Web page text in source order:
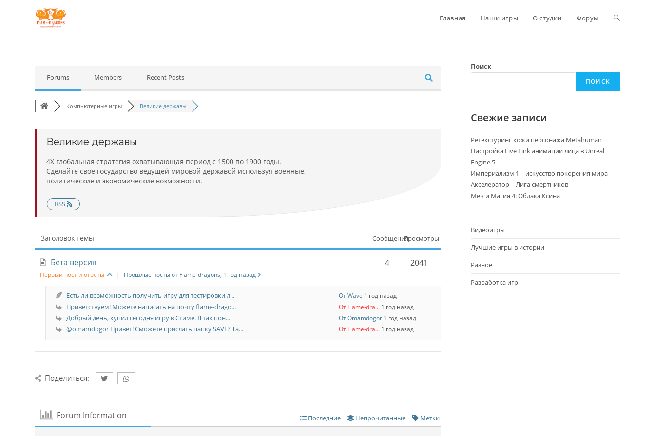
Главная Наши игры О студии Форум
Forums Members Recent Posts
Компьютерные игры Великие державы
Великие державы
4X глобальная стратегия охватывающая период с 1500 по 1900 годы.
Сделайте свое государство ведущей мировой державой используя военные,
политические и экономические возможности.
RSS
Заголовок темы Просмотры
Сообщения
Бета версия
Первый пост и ответы | Прошлые посты от Flame-dragons, 1 год назад
2041
4
Есть ли возможность получить игру для тестировки л... От Wave 1 год назад
Приветствуем! Можете написать на почту flame-drago... От Flame-dra... 1 год назад
Добрый день, купил сегодня игру в Стиме. Я так пон... От Omamdogor 1 год назад
@omamdogor Привет! Сможете прислать папку SAVE? Та... От Flame-dra... 1 год назад
Поделиться:
Forum Information Последние Непрочитанные Метки
Поиск
ПОИСК
Свежие записи
Ретекстуринг кожи персонажа Metahuman
Настройка Live Link анимации лица в Unreal
Engine 5
Империализм 1 – искусство покорения мира
Акселератор – Лига смертников
Меч и Магия 4: Облака Ксина
Видеоигры
Лучшие игры в истории
Разное
Разработка игр